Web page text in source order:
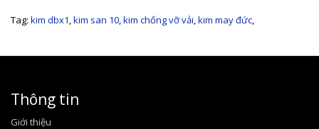
Tag: kim dbx1,kim san 10,kim chống vỡ vải,kim may đức,
Thông tin
Giới thiệu